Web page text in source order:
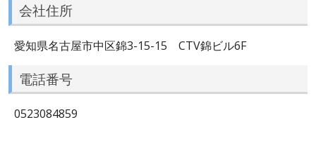
会社住所
愛知県名古屋市中区錦3-15-15 CTV錦ビル6F
電話番号
0523084859